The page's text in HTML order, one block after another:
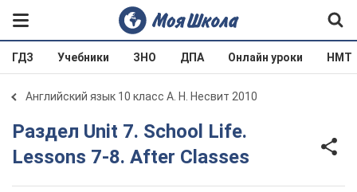
ГДЗ Учебники ЗНО ДПА Онлайн уроки НМТ
Английский язык 10 класс А. Н. Несвит 2010
Раздел Unit 7. School Life.
Lessons 7-8. After Classes